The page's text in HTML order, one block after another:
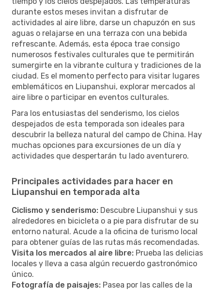
durante estos meses invitan a disfrutar de
actividades al aire libre, darse un chapuzón en sus
aguas o relajarse en una terraza con una bebida
refrescante. Además, esta época trae consigo
numerosos festivales culturales que te permitirán
sumergirte en la vibrante cultura y tradiciones de la
ciudad. Es el momento perfecto para visitar lugares
emblemáticos en Liupanshui, explorar mercados al
aire libre o participar en eventos culturales.
Para los entusiastas del senderismo, los cielos
despejados de esta temporada son ideales para
descubrir la belleza natural del campo de China. Hay
muchas opciones para excursiones de un día y
actividades que despertarán tu lado aventurero.
Principales actividades para hacer en
Liupanshui en temporada alta
Ciclismo y senderismo: Descubre Liupanshui y sus
alrededores en bicicleta o a pie para disfrutar de su
entorno natural. Acude a la oficina de turismo local
para obtener guías de las rutas más recomendadas.
Visita los mercados al aire libre: Prueba las delicias
locales y lleva a casa algún recuerdo gastronómico
único.
Fotografía de paisajes: Pasea por las calles de la